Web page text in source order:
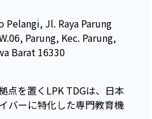
Pelangi, Jl. Raya Parung
Parung, Kec. Parung,
Barat 16330
点を置くLPK TDGは、日本
バーに特化した専門教育機